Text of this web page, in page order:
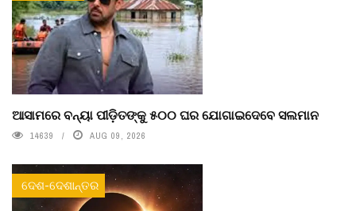
ଆସାମରେ ବନ୍ୟା ପୀଡ଼ିତଙ୍କୁ ୫୦୦ ଘର ଯୋଗାଇଦେବେ ସଲମାନ
14639 AUG 09, 2026
ଦେଶ-ଦେଶାନ୍ତର